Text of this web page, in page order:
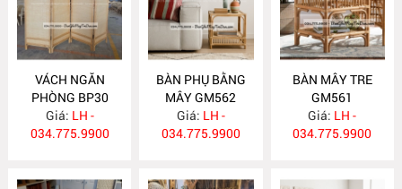
VÁCH NGĂN
PHÒNG BP30
Giá: LH -
034.775.9900
BÀN PHỤ BẰNG
MÂY GM562
Giá: LH -
034.775.9900
BÀN MÂY TRE
GM561
Giá: LH -
034.775.9900